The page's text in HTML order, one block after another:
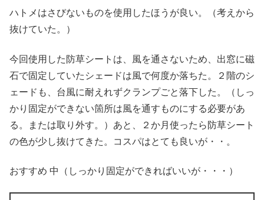
ハトメはさびないものを使用したほうが良い。（考えから
抜けていた。）
今回使用した防草シートは、風を通さないため、出窓に磁
石で固定していたシェードは風で何度か落ちた。２階のシ
ェードも、台風に耐えれずクランプごと落下した。（しっ
かり固定ができない箇所は風を通すものにする必要があ
る。または取り外す。）あと、２か月使ったら防草シート
の色が少し抜けてきた。コスパはとても良いが・・。
おすすめ 中（しっかり固定ができればいいが・・・）